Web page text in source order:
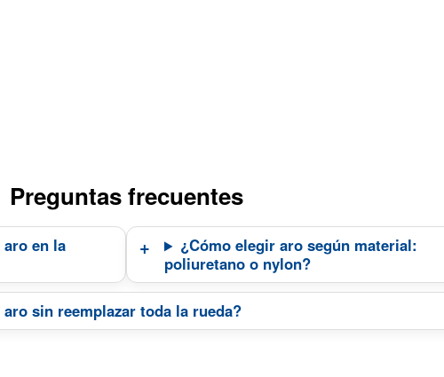
Preguntas frecuentes
en la
¿Cómo elegir aro según material:
poliuretano o nylon?
sin reemplazar toda la rueda?